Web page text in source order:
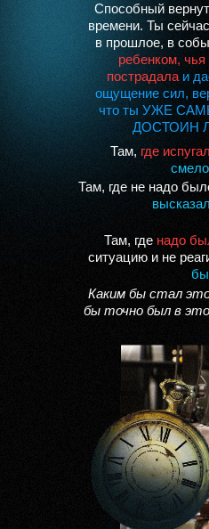
Способный
времени. Ты
в прошлое, в
ребенком,
пострадала и
ощущение сил,
что ты УЖЕ
ДОСТОИН
Там, где
Там, где не надо
Там, где надо
ситуацию и не
бы
Каким бы стал
бы точно был в